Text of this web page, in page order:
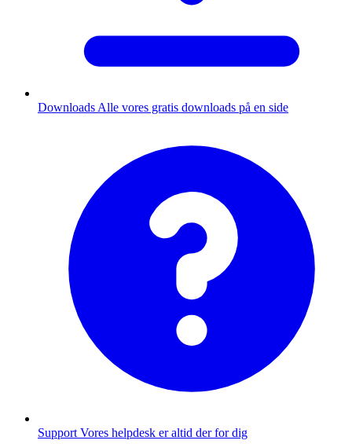
Downloads Alle vores gratis downloads på en side
Support Vores helpdesk er altid der for dig